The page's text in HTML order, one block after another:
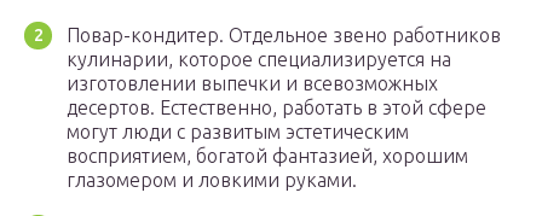
Повар-кондитер. Отдельное звено работников
кулинарии, которое специализируется на
изготовлении выпечки и всевозможных
десертов. Естественно, работать в этой сфере
могут люди с развитым эстетическим
восприятием, богатой фантазией, хорошим
глазомером и ловкими руками.